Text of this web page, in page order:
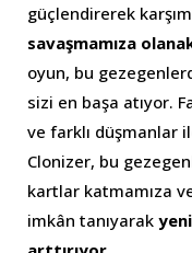
güçlendirerek
savaşmamıza
oyun, bu
sizi en başa atıyor.
ve farklı düşmanlar
Clonizer, bu
kartlar katmamıza
imkân tanıyarak